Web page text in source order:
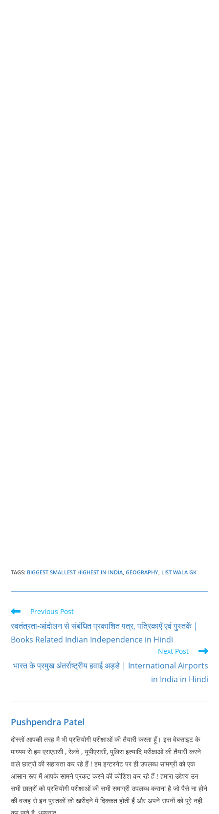
TAGS: BIGGEST SMALLEST HIGHEST IN INDIA, GEOGRAPHY, LIST WALA GK
Read
more
articles
Previous Post
स्वतंत्रता-आंदोलन से संबंधित प्रकाशित पत्र, पत्रिकाएँ एवं पुस्तकें |
Books Related Indian Independence in Hindi
Next Post
भारत के प्रमुख अंतर्राष्ट्रीय हवाई अड्डे | International Airports
in India in Hindi
Pushpendra Patel
दोस्तों आपकी तरह मै भी प्रतियोगी परीक्षाओं की तैयारी करता हूँ। इस वेबसाइट के
माध्यम से हम एसएससी , रेलवे , यूपीएससी, पुलिस इत्यादि परीक्षाओं की तैयारी करने
वाले छात्रों की सहायता कर रहे हैं ! हम इन्टरनेट पर ही उपलब्ध सामग्री को एक
आसान रूप में आपके सामने प्रकट करने की कोशिश कर रहे हैं ! हमारा उद्देश्य उन
सभी छात्रों को प्रतियोगी परीक्षाओं की सभी समाग्री उपलब्ध कराना है जो पैसे ना होने
की वजह से इन पुस्तकों को खरीदने में दिक्कत होती हैं और अपने सपनों को पूरे नही